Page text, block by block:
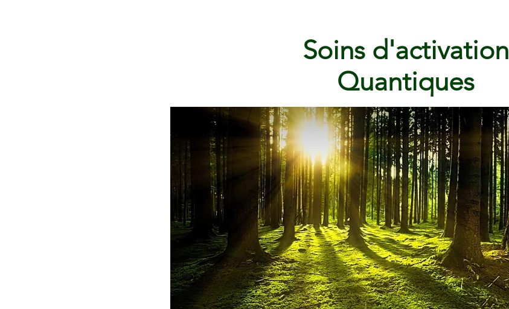
Soins d'activation
Quantiques